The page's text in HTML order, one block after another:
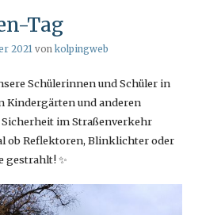
Tag
2021 von kolpingweb
Schülerinnen und Schüler in
Kindergärten und anderen
Sicherheit im Straßenverkehr
ob Reflektoren, Blinklichter oder
gestrahlt! ✨